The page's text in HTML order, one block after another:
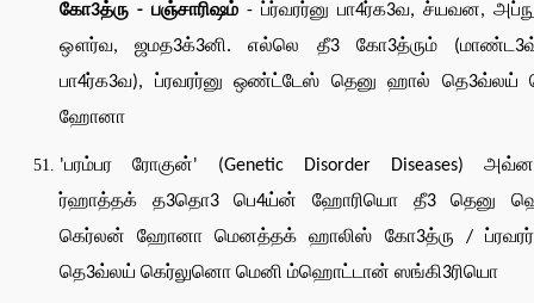
கோ3த்ரு - பஞ்சாரிஷம் - ப்ர்வரர்னு பா4ர்க3வ, ச்யவன,
ஔர்வ, ஜமத3க்3னி. எல்லெ தீ3 கோ3த்ரும்
பா4ர்க3வ), ப்ரவரர்னு ஒண்ட்டேஸ் தெனு ஹால் தெ3வ்லய்
ஹோனா
'பரம்பர ரோகுன்' (Genetic Disorder Diseases)
ர்ஹாத்தக் த3தொ3 பெ4ய்ன் ஹோரியொ தீ3 தெனு
கெர்லன் ஹோனா மெனத்தக் ஹாலிஸ் கோ3த்ரு /
தெ3வ்லய் கெர்லுனொ மெனி ம்ஹொட்டான் ஸங்கி3ரியொ